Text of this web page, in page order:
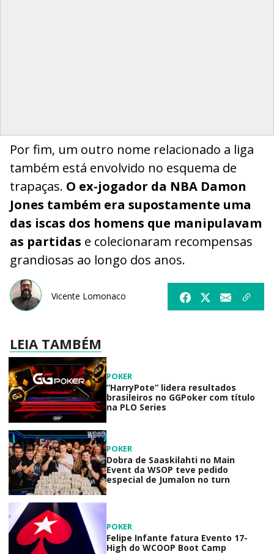
Por fim, um outro nome relacionado a liga
também está envolvido no esquema de
trapaças. O ex-jogador da NBA Damon
Jones também era supostamente uma
das iscas dos homens que manipulavam
as partidas e colecionaram recompensas
grandiosas ao longo dos anos.
Vicente Lomonaco
LEIA TAMBÉM
POKER
“HarryPote” lidera resultados
brasileiros no GGPoker com título
na PLO Series
POKER
Dobra de Saaskilahti no Main
Event da WSOP teve pedido
especial de Jumalon no turn
POKER
Felipe Infante fatura Evento 17-
High do WCOOP Boot Camp